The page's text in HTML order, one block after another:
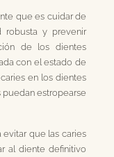
que es cuidar de
robusta y prevenir
de los dientes
con el estado de
en los dientes
estropearse
que las caries
al diente definitivo